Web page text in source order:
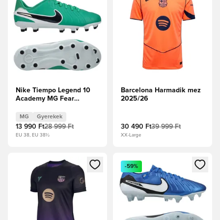
Nike Tiempo Legend 10
Academy MG Fear
Stadionzöld/Sötét
obszidián Gyerek
MG Gyerekek
13 990 Ft28 999 Ft
EU 38, EU 38½
Barcelona Harmadik mez
2025/26
30 490 Ft39 999 Ft
XX-Large
Megnyit egy modált a bejelentkezéshez vagy a tagként
Megnyit egy modált a
-59%